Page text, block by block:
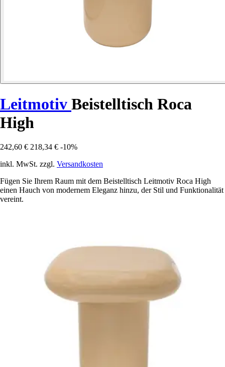
Leitmotiv Beistelltisch Roca
High
242,60 € 218,34 € -10%
inkl. MwSt. zzgl. Versandkosten
Fügen Sie Ihrem Raum mit dem Beistelltisch Leitmotiv Roca High
einen Hauch von modernem Eleganz hinzu, der Stil und Funktionalität
vereint.